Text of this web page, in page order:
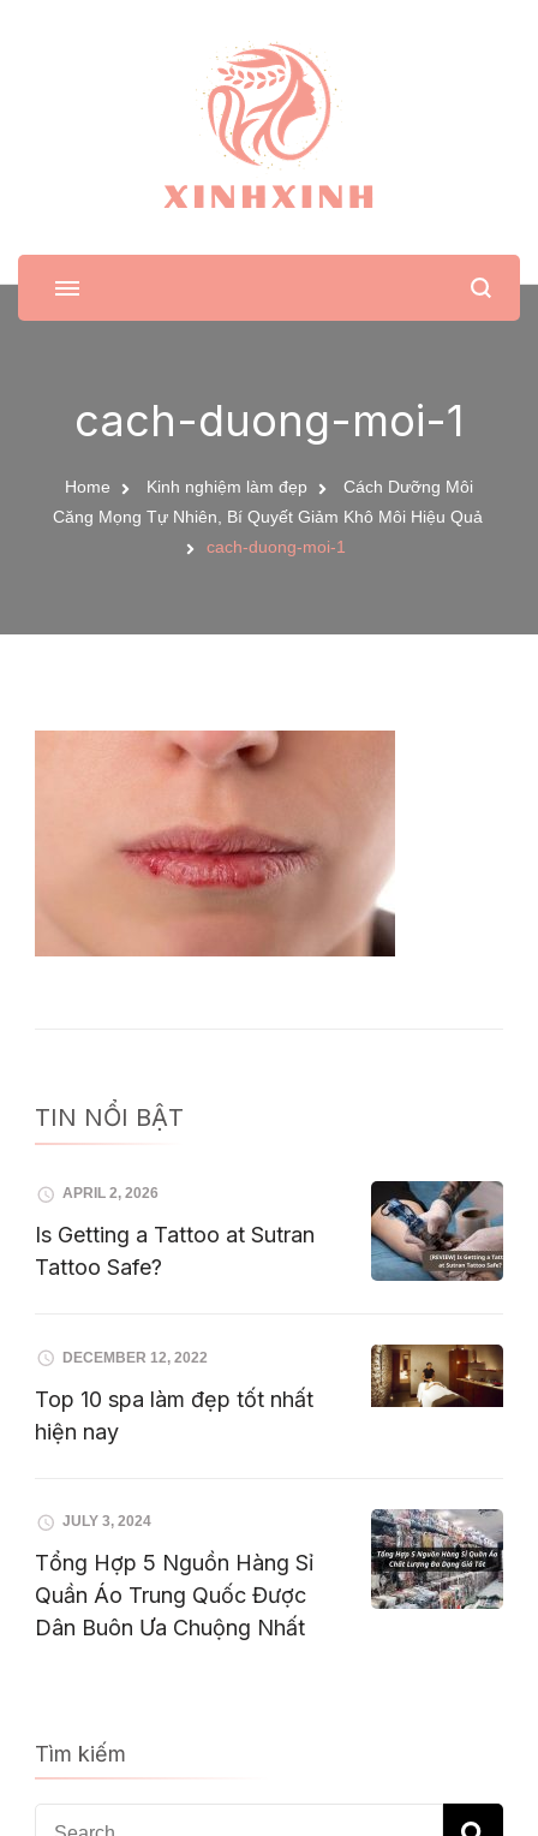
XinhXinh
Trang tin tức cho phái đẹp
cach-duong-moi-1
Home Kinh nghiệm làm đẹp
Cách Dưỡng Môi
Căng Mọng Tự Nhiên, Bí Quyết Giảm Khô Môi Hiệu Quả
cach-duong-moi-1
TIN NỔI BẬT
APRIL 2, 2026
Is Getting a Tattoo at Sutran
Tattoo Safe?
DECEMBER 12, 2022
Top 10 spa làm đẹp tốt nhất
hiện nay
JULY 3, 2024
Tổng Hợp 5 Nguồn Hàng Sỉ
Quần Áo Trung Quốc Được
Dân Buôn Ưa Chuộng Nhất
Tìm kiếm
Search